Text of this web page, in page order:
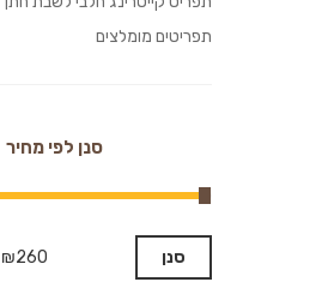
תפריטים מומלצים
סנן לפי מחיר
סנן ₪260